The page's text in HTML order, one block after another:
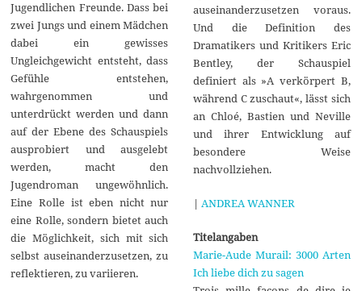
Jugendlichen Freunde. Dass bei
zwei Jungs und einem Mädchen
dabei ein gewisses
Ungleichgewicht entsteht, dass
Gefühle entstehen,
wahrgenommen und
unterdrückt werden und dann
auf der Ebene des Schauspiels
ausprobiert und ausgelebt
werden, macht den
Jugendroman ungewöhnlich.
Eine Rolle ist eben nicht nur
eine Rolle, sondern bietet auch
die Möglichkeit, sich mit sich
selbst auseinanderzusetzen, zu
reflektieren, zu variieren.
auseinanderzusetzen voraus.
Und die Definition des
Dramatikers und Kritikers Eric
Bentley, der Schauspiel
definiert als »A verkörpert B,
während C zuschaut«, lässt sich
an Chloé, Bastien und Neville
und ihrer Entwicklung auf
besondere Weise
nachvollziehen.
| ANDREA WANNER
Titelangaben
Marie-Aude Murail: 3000 Arten
Ich liebe dich zu sagen